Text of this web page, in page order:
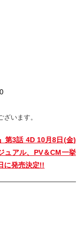
います。
第3話 4D 10月8日(金)
ュアル、PV＆CM一挙
に発売決定!!